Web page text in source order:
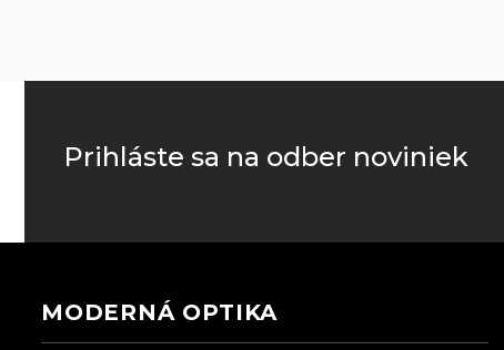
Prihláste sa na odber noviniek
MODERNÁ OPTIKA